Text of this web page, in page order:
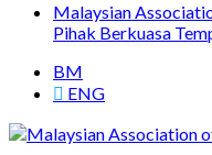
Malaysian
Pihak Berkuasa
BM
ENG